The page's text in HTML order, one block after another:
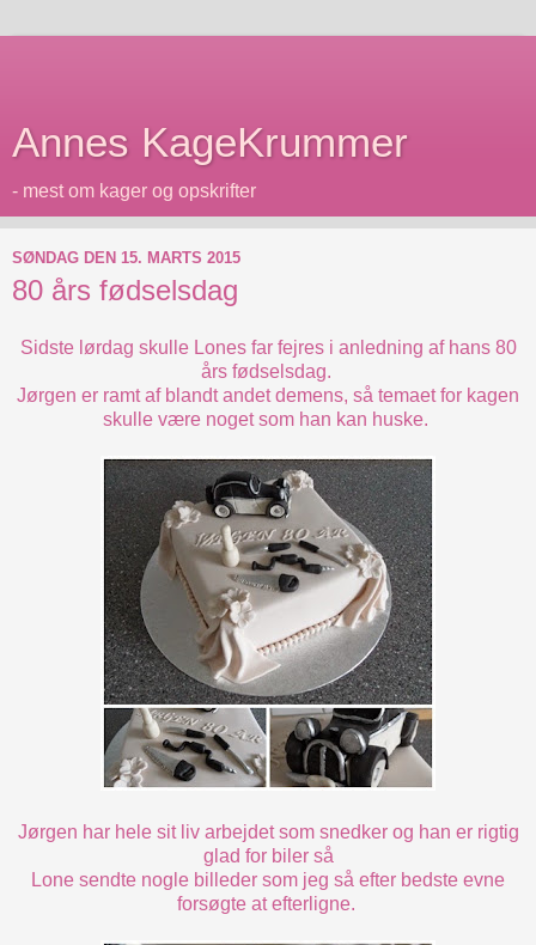
Annes KageKrummer
- mest om kager og opskrifter
SØNDAG DEN 15. MARTS 2015
80 års fødselsdag
Sidste lørdag skulle Lones far fejres i anledning af hans 80
års fødselsdag.
Jørgen er ramt af blandt andet demens, så temaet for kagen
skulle være noget som han kan huske.
Jørgen har hele sit liv arbejdet som snedker og han er rigtig
glad for biler så
Lone sendte nogle billeder som jeg så efter bedste evne
forsøgte at efterligne.